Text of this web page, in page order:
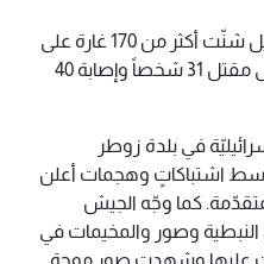
وأمس أفادت التقارير بأن إسرائيل شنّت أكثر من 170 غارة على
الجنوب والبقاع الغربيّ، ما أدّى إلى مقتل 31 شخصاً وإصابة 40
في بلدة زوطر
وسط اشتباكاتٍ وهجمات أعلن
كما وجّه الجيش
النبطية وصور والمخيمات في
عليها وشهدت صور موجة